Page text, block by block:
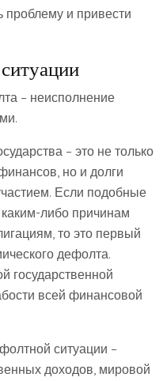
проблему и привести
– неисполнение
– это не только
но и долги
Если подобные
либо причинам
то это первый
дефолта.
государственной
всей финансовой
ситуации –
доходов, мировой